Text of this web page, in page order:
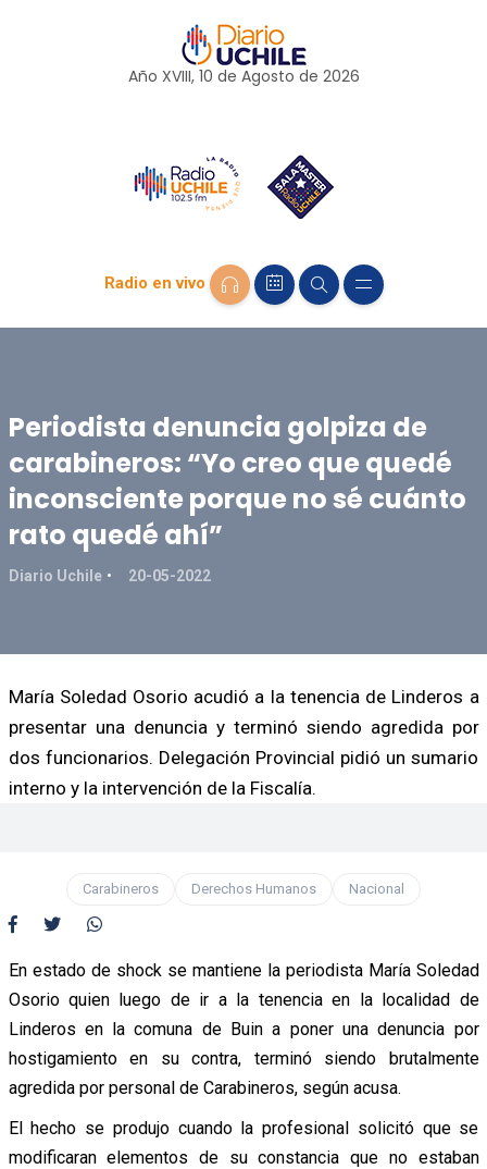
Año XVIII, 10 de Agosto de 2026
Radio en vivo
Periodista denuncia golpiza de
carabineros: “Yo creo que quedé
inconsciente porque no sé cuánto
rato quedé ahí”
Diario Uchile 20-05-2022
María Soledad Osorio acudió a la tenencia de Linderos a
presentar una denuncia y terminó siendo agredida por
dos funcionarios. Delegación Provincial pidió un sumario
interno y la intervención de la Fiscalía.
Carabineros Derechos Humanos Nacional
En estado de shock se mantiene la periodista María Soledad
Osorio quien luego de ir a la tenencia en la localidad de
Linderos en la comuna de Buin a poner una denuncia por
hostigamiento en su contra, terminó siendo brutalmente
agredida por personal de Carabineros, según acusa.
El hecho se produjo cuando la profesional solicitó que se
modificaran elementos de su constancia que no estaban